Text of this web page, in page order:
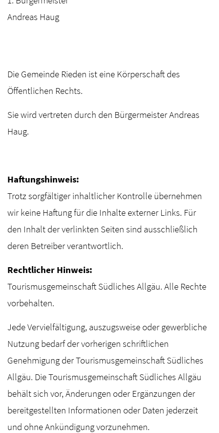
Andreas Haug
Die Gemeinde Rieden ist eine Körperschaft des
Öffentlichen Rechts.
Sie wird vertreten durch den Bürgermeister Andreas
Haug.
Haftungshinweis:
Trotz sorgfältiger inhaltlicher Kontrolle übernehmen
wir keine Haftung für die Inhalte externer Links. Für
den Inhalt der verlinkten Seiten sind ausschließlich
deren Betreiber verantwortlich.
Rechtlicher Hinweis:
Tourismusgemeinschaft Südliches Allgäu. Alle Rechte
vorbehalten.
Jede Vervielfältigung, auszugsweise oder gewerbliche
Nutzung bedarf der vorherigen schriftlichen
Genehmigung der Tourismusgemeinschaft Südliches
Allgäu. Die Tourismusgemeinschaft Südliches Allgäu
behält sich vor, Änderungen oder Ergänzungen der
bereitgestellten Informationen oder Daten jederzeit
und ohne Ankündigung vorzunehmen.